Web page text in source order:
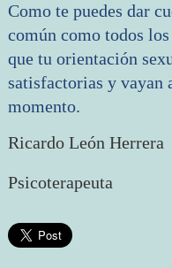
Como te puedes dar
común como todos
que tu orientación
satisfactorias y vayan
momento.
Ricardo León Herrera
Psicoterapeuta